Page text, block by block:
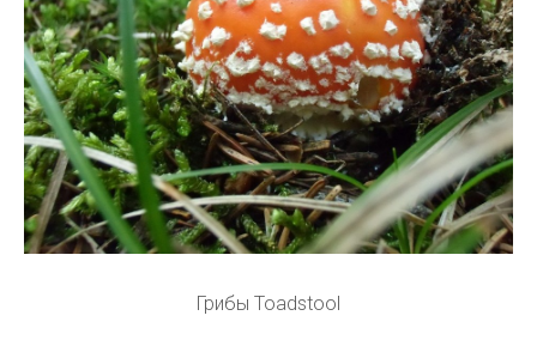
Грибы Toadstool